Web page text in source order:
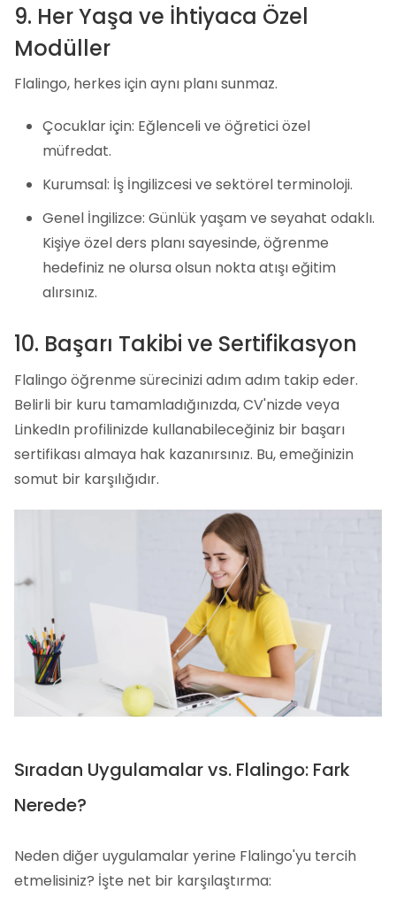
9. Her Yaşa ve İhtiyaca Özel
Modüller
Flalingo, herkes için aynı planı sunmaz.
Çocuklar için: Eğlenceli ve öğretici özel
müfredat.
Kurumsal: İş İngilizcesi ve sektörel terminoloji.
Genel İngilizce: Günlük yaşam ve seyahat odaklı.
Kişiye özel ders planı sayesinde, öğrenme
hedefiniz ne olursa olsun nokta atışı eğitim
alırsınız.
10. Başarı Takibi ve Sertifikasyon
Flalingo öğrenme sürecinizi adım adım takip eder.
Belirli bir kuru tamamladığınızda, CV'nizde veya
LinkedIn profilinizde kullanabileceğiniz bir başarı
sertifikası almaya hak kazanırsınız. Bu, emeğinizin
somut bir karşılığıdır.
Sıradan Uygulamalar vs. Flalingo: Fark
Nerede?
Neden diğer uygulamalar yerine Flalingo'yu tercih
etmelisiniz? İşte net bir karşılaştırma: